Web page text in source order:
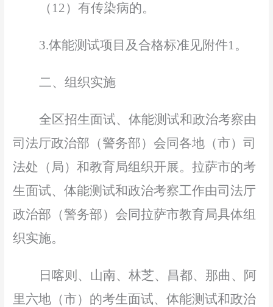
（ 12）有传染病的。
3.体能测试项目及合格标准见附件1。
二、组织实施
全区招生面试、体能测试和政治考察由
司法厅政治部 （警务部）会同各地 （市）司
法处 （ 局）和教育局组织开展。拉萨市的考
生面试、体能测试和政治考察工作由司法厅
政治部 （警务部）会同拉萨市教育局具体组
织实施。
日喀则、山南、林芝、昌都、那曲、阿
里六地 （市） 的考生面试、体能测试和政治